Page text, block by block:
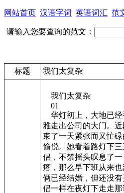
网站首页 汉语字词 英语词汇 范
请输入您要查询的范文：
标题 我们太复杂
我们太复杂
01
华灯初上，大地已经
雅走出公司的大门。
束了一天紧张而又忙
愉悦。她看着路灯下
侣，不禁摇头叹息了
瘩，那么早下班从来
俩已经结婚，但还没
侣一样在夜灯下走走那